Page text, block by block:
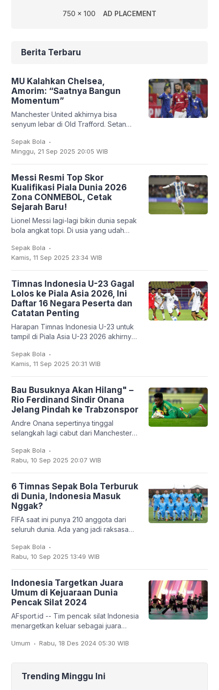
750 x 100 AD PLACEMENT
Berita Terbaru
MU Kalahkan Chelsea,
Amorim: “Saatnya Bangun
Momentum”
Manchester United akhirnya bisa
senyum lebar di Old Trafford. Setan
2-1 dalam lanjutan Liga Inggris, Sabtu
(20/9/2025). Bruno
Sepak Bola .
Minggu, 21 Sep 2025 20:05 WIB
Messi Resmi Top Skor
Kualifikasi Piala Dunia 2026
Zona CONMEBOL, Cetak
Sejarah Baru!
Lionel Messi lagi-lagi bikin dunia sepak
bola angkat topi. Di usia yang udah
mencatatkan sejarah baru: untuk
pertama
Sepak Bola .
Kamis, 11 Sep 2025 23:34 WIB
Timnas Indonesia U-23 Gagal
Lolos ke Piala Asia 2026, Ini
Daftar 16 Negara Peserta dan
Catatan Penting
Harapan Timnas Indonesia U-23 untuk
tampil di Piala Asia U-23 2026 akhirnya
mampu finis sebagai runner-up Grup J
dengan empat
Sepak Bola .
Kamis, 11 Sep 2025 20:31 WIB
Bau Busuknya Akan Hilang" –
Rio Ferdinand Sindir Onana
Jelang Pindah ke Trabzonspor
Andre Onana sepertinya tinggal
selangkah lagi cabut dari Manchester
dipinjamkan ke klub Turki,
Trabzonspor. Dan
Sepak Bola .
Rabu, 10 Sep 2025 20:07 WIB
6 Timnas Sepak Bola Terburuk
di Dunia, Indonesia Masuk
Nggak?
FIFA saat ini punya 210 anggota dari
seluruh dunia. Ada yang jadi raksasa
Argentina, hingga Prancis, tapi ada juga
tim
Sepak Bola .
Rabu, 10 Sep 2025 13:49 WIB
Indonesia Targetkan Juara
Umum di Kejuaraan Dunia
Pencak Silat 2024
AFsport.id -- Tim pencak silat Indonesia
menargetkan keluar sebagai juara
Silat ke-20 dan Kejuaraan Dunia
Umum . Rabu, 18 Des 2024 05:30 WIB
Trending Minggu Ini